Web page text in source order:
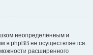
неопределённым и
в phpBB не осуществляется.
расширенного